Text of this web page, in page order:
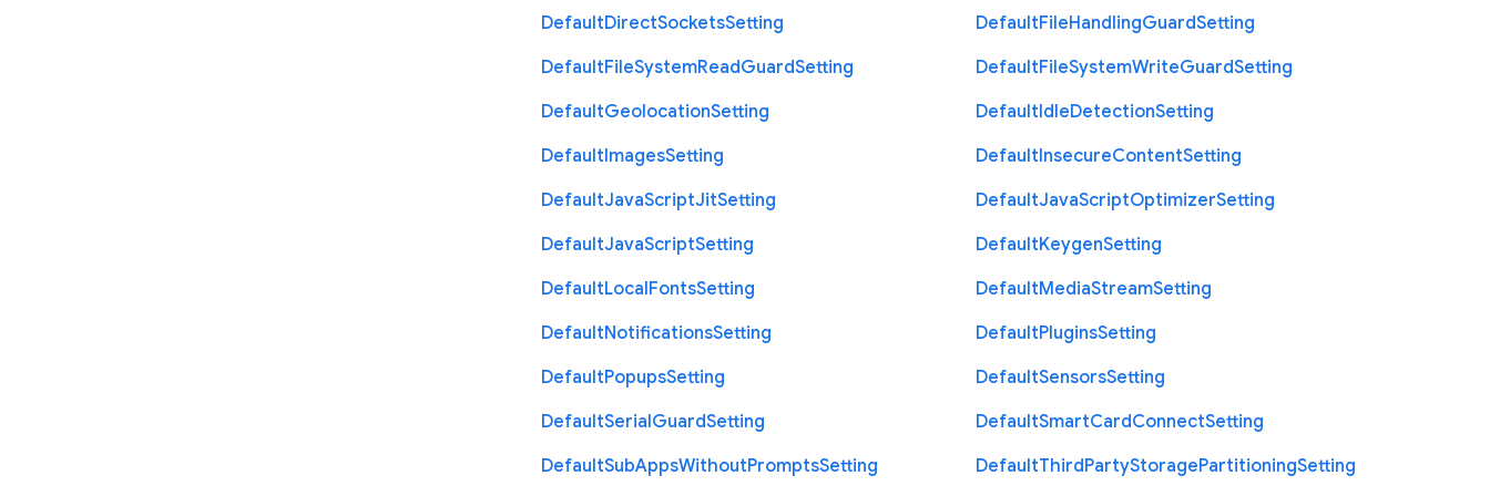
DefaultDirectSocketsSetting DefaultFileHandlingGuardSetting
DefaultFileSystemReadGuardSetting DefaultFileSystemWriteGuardSetting
DefaultGeolocationSetting DefaultIdleDetectionSetting
DefaultImagesSetting DefaultInsecureContentSetting
DefaultJavaScriptJitSetting DefaultJavaScriptOptimizerSetting
DefaultJavaScriptSetting DefaultKeygenSetting
DefaultLocalFontsSetting DefaultMediaStreamSetting
DefaultNotificationsSetting DefaultPluginsSetting
DefaultPopupsSetting DefaultSensorsSetting
DefaultSerialGuardSetting DefaultSmartCardConnectSetting
DefaultSubAppsWithoutPromptsSetting DefaultThirdPartyStoragePartitioningSetting